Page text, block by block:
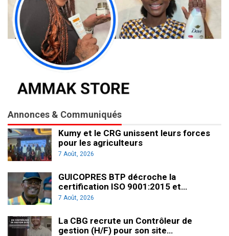
Annonces & Communiqués
Kumy et le CRG unissent leurs forces
pour les agriculteurs
7 Août, 2026
GUICOPRES BTP décroche la
certification ISO 9001:2015 et…
7 Août, 2026
La CBG recrute un Contrôleur de
gestion (H/F) pour son site…